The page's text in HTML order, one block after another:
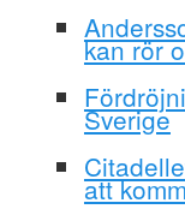
kan rör
Sverige
att